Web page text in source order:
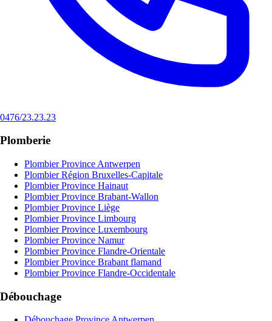
0476/23.23.23
Plomberie
Plombier Province Antwerpen
Plombier Région Bruxelles-Capitale
Plombier Province Hainaut
Plombier Province Brabant-Wallon
Plombier Province Liège
Plombier Province Limbourg
Plombier Province Luxembourg
Plombier Province Namur
Plombier Province Flandre-Orientale
Plombier Province Brabant flamand
Plombier Province Flandre-Occidentale
Débouchage